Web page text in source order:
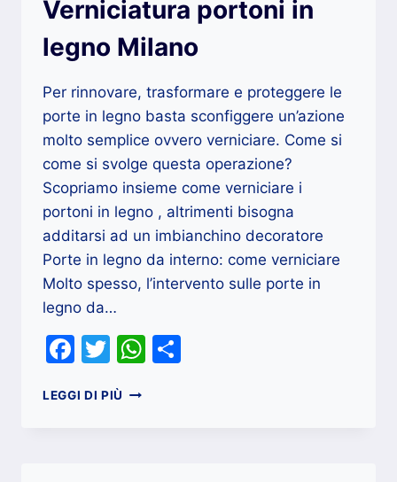
PER
Verniciatura portoni in
legno Milano
Per rinnovare, trasformare e proteggere le
porte in legno basta sconfiggere un’azione
molto semplice ovvero verniciare. Come si
come si svolge questa operazione?
Scopriamo insieme come verniciare i
portoni in legno , altrimenti bisogna
additarsi ad un imbianchino decoratore
Porte in legno da interno: come verniciare
Molto spesso, l’intervento sulle porte in
legno da…
Facebook
TwitterWhatsApp
LEGGI DI PIÙ VERNICIATURA